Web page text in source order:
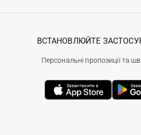
ВСТАНОВЛЮЙТЕ
Персональні пропозиції та